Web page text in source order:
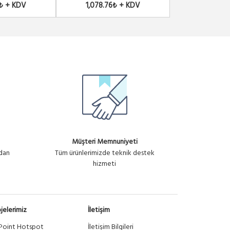
+ KDV 1,078.76₺ + KDV
Müşteri Memnuniyeti
Tüm ürünlerimizde teknik destek
hizmeti
Hotspot
İletişim
İletişim Bilgileri